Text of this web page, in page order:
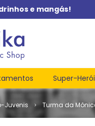
e mangás!
Super-
Juvenis Turma da